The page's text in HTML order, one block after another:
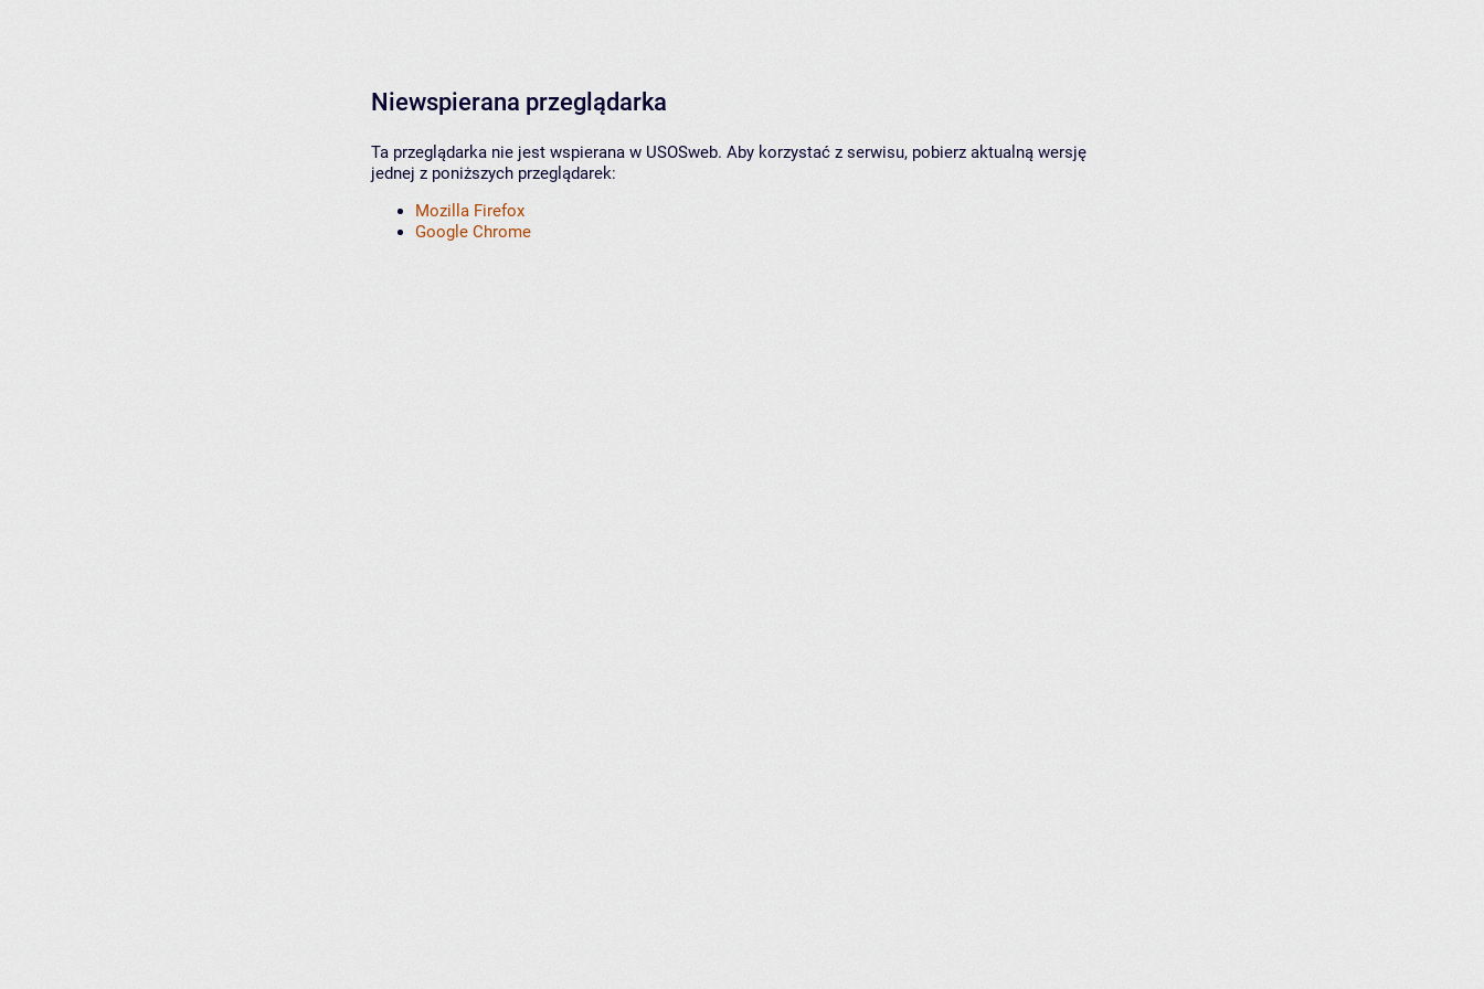
Niewspierana przeglądarka
Ta przeglądarka nie jest wspierana w USOSweb. Aby korzystać z serwisu, pobierz aktualną wersję
jednej z poniższych przeglądarek:
Mozilla Firefox
Google Chrome